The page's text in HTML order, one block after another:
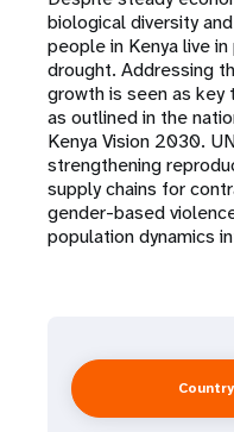
biological diversity
people in Kenya live
drought. Addressing
growth is seen as
as outlined in the
Kenya Vision 2030.
strengthening
supply chains for
gender-based
population dynamics